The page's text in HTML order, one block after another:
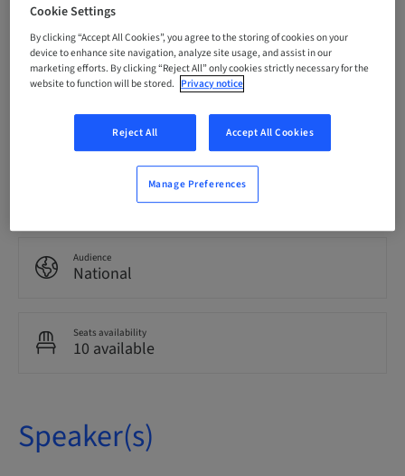
Language
Croatian
0.00 Points
Theoretical
Audience
National
Seats availability
10 available
Speaker(s)
Cookie Settings
By clicking “Accept All Cookies”, you agree to the storing of cookies on your
device to enhance site navigation, analyze site usage, and assist in our
marketing efforts. By clicking “Reject All” only cookies strictly necessary for the
website to function will be stored. Privacy notice
Reject All Accept All Cookies
Manage Preferences